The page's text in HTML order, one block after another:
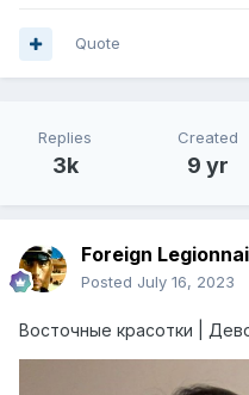
Quote
Replies
3k
Created
9 yr
Foreign
Posted July 16, 2023
Восточные красотки |